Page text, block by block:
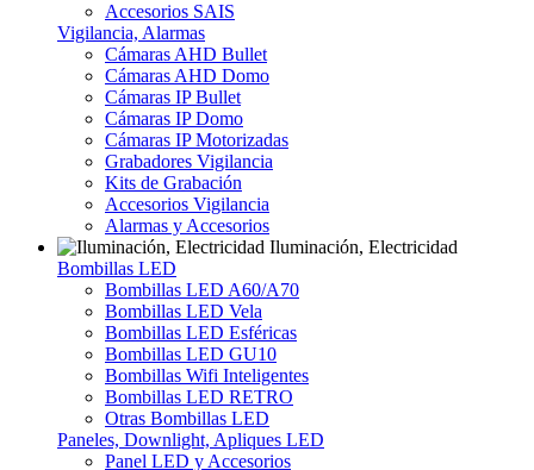
Accesorios SAIS
Vigilancia, Alarmas
Cámaras AHD Bullet
Cámaras AHD Domo
Cámaras IP Bullet
Cámaras IP Domo
Cámaras IP Motorizadas
Grabadores Vigilancia
Kits de Grabación
Accesorios Vigilancia
Alarmas y Accesorios
Iluminación, Electricidad
Bombillas LED
Bombillas LED A60/A70
Bombillas LED Vela
Bombillas LED Esféricas
Bombillas LED GU10
Bombillas Wifi Inteligentes
Bombillas LED RETRO
Otras Bombillas LED
Paneles, Downlight, Apliques LED
Panel LED y Accesorios